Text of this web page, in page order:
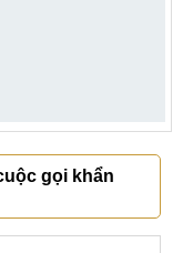
gọi khẩn